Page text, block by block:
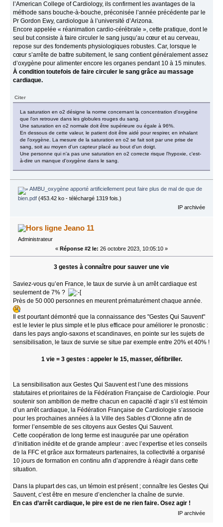
l’American College of Cardiology, ils confirment les avantages de la
méthode sans bouche-à-bouche, préconisée l’année précédente par le
Pr Gordon Ewy, cardiologue à l’université d’Arizona.
Encore appelée « réanimation cardio-cérébrale », cette pratique, dont le
seul but consiste à faire circuler le sang jusqu’au cœur et au cerveau,
repose sur des fondements physiologiques robustes. Car, lorsque le
cœur s’arrête de battre subitement, le sang contient généralement assez
d’oxygène pour alimenter encore les organes pendant 10 à 15 minutes.
À condition toutefois de faire circuler le sang grâce au massage
cardiaque.
Citer
La saturation en o2 désigne la norme concernant la concentration d'oxygène
que l'on retrouve dans les globules rouges du sang.
Une saturation en o2 normale doit être supérieure ou égale à 96%.
En dessous de cette valeur, le patient doit être aidé pour respirer, en inhalant
de l'oxygène. La mesure de la saturation en o2 se fait soit par une prise de
sang, soit au moyen d'un capteur placé au bout d'un doigt.
Une personne qui n'a pas une saturation en o2 correcte risque l'hypoxie, c'est-
à-dire un manque d'oxygène dans le sang.
AMBU_oxygène apporté artificiellement peut faire plus de mal de que de
bien.pdf(453.42 ko - téléchargé 1319 fois.)
IP archivée
Jeano 11
Administrateur
« Réponse #2 le: 26 octobre 2023, 10:05:10 »
3 gestes à connaître pour sauver une vie
Saviez-vous qu’en France, le taux de survie à un arrêt cardiaque est
seulement de 7% ?
Près de 50 000 personnes en meurent prématurément chaque année.
Il est pourtant démontré que la connaissance des "Gestes Qui Sauvent"
est le levier le plus simple et le plus efficace pour améliorer le pronostic :
dans les pays anglo-saxons et scandinaves, en pointe sur les sujets de
sensibilisation, le taux de survie se situe par exemple entre 20% et 40% !
1 vie = 3 gestes : appeler le 15, masser, défibriller.
La sensibilisation aux Gestes Qui Sauvent est l’une des missions
statutaires et prioritaires de la Fédération Française de Cardiologie. Pour
soutenir son ambition de mettre chacun en capacité d’agir s’il est témoin
d’un arrêt cardiaque, la Fédération Française de Cardiologie s’associe
pour les prochaines années à la Ville des Sables d’Olonne afin de
former l’ensemble de ses citoyens aux Gestes Qui Sauvent.
Cette coopération de long terme est inaugurée par une opération
d’initiation inédite et de grande ampleur : avec l’expertise et les conseils
de la FFC et grâce aux formateurs partenaires, la collectivité a organisé
10 jours de formation en continu afin d’apprendre à réagir dans cette
situation.
Dans la plupart des cas, un témoin est présent ; connaître les Gestes Qui
Sauvent, c’est être en mesure d’enclencher la chaîne de survie.
En cas d’arrêt cardiaque, le pire est de ne rien faire. Osez agir !
IP archivée